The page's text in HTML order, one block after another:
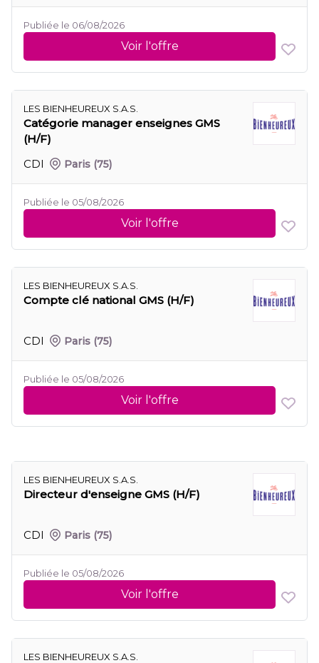
Publiée le 06/08/2026
Voir l'offre
LES BIENHEUREUX S.A.S.
Catégorie manager enseignes GMS
(H/F)
CDI
Paris (75)
Publiée le 05/08/2026
Voir l'offre
LES BIENHEUREUX S.A.S.
Compte clé national GMS (H/F)
CDI Paris (75)
Publiée le 05/08/2026
Voir l'offre
LES BIENHEUREUX S.A.S.
Directeur d'enseigne GMS (H/F)
CDI Paris (75)
Publiée le 05/08/2026
Voir l'offre
LES BIENHEUREUX S.A.S.